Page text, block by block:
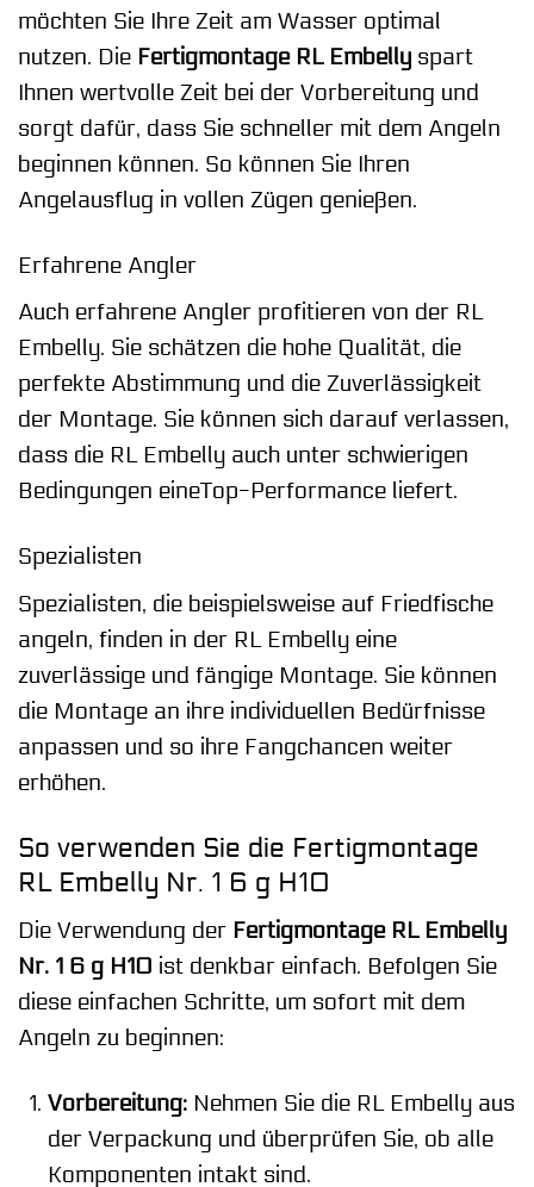
möchten Sie Ihre Zeit am Wasser optimal
nutzen. Die Fertigmontage RL Embelly spart
Ihnen wertvolle Zeit bei der Vorbereitung und
sorgt dafür, dass Sie schneller mit dem Angeln
beginnen können. So können Sie Ihren
Angelausflug in vollen Zügen genießen.
Erfahrene Angler
Auch erfahrene Angler profitieren von der RL
Embelly. Sie schätzen die hohe Qualität, die
perfekte Abstimmung und die Zuverlässigkeit
der Montage. Sie können sich darauf verlassen,
dass die RL Embelly auch unter schwierigen
Bedingungen eineTop-Performance liefert.
Spezialisten
Spezialisten, die beispielsweise auf Friedfische
angeln, finden in der RL Embelly eine
zuverlässige und fängige Montage. Sie können
die Montage an ihre individuellen Bedürfnisse
anpassen und so ihre Fangchancen weiter
erhöhen.
So verwenden Sie die Fertigmontage
RL Embelly Nr. 1 6 g H10
Die Verwendung der Fertigmontage RL Embelly
Nr. 1 6 g H10 ist denkbar einfach. Befolgen Sie
diese einfachen Schritte, um sofort mit dem
Angeln zu beginnen:
Vorbereitung:Nehmen Sie die RL Embelly aus
der Verpackung und überprüfen Sie, ob alle
Komponenten intakt sind.